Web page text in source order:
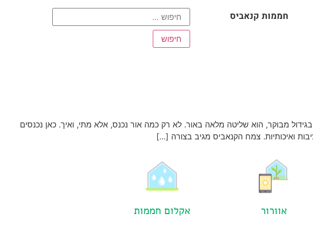
חממות קנאביס
מבוקר, הוא שליטה מלאה באור. לא רק כמה אור נכנס, אלא מתי, ואיך. כאן נכנסים
ואיכותיות. צמח הקנאביס מגיב בצורה […]
אוורור אקלום חממות